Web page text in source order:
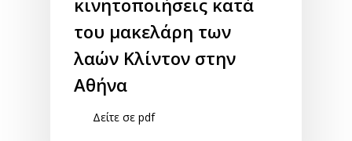
κινητοποιήσεις κατά
του μακελάρη των
λαών Κλίντον στην
Αθήνα
Δείτε σε pdf